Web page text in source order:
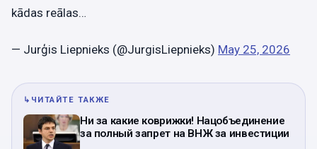
kādas reālas…
— Jurģis Liepnieks (@JurgisLiepnieks) May 25, 2026
↳ ЧИТАЙТЕ ТАКЖЕ
Ни за какие коврижки! Нацобъединение
за полный запрет на ВНЖ за инвестиции